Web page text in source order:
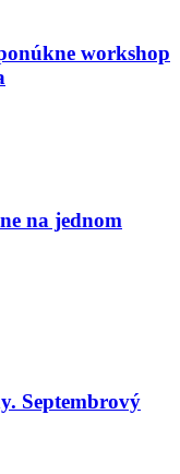
workshop
na jednom
Septembrový